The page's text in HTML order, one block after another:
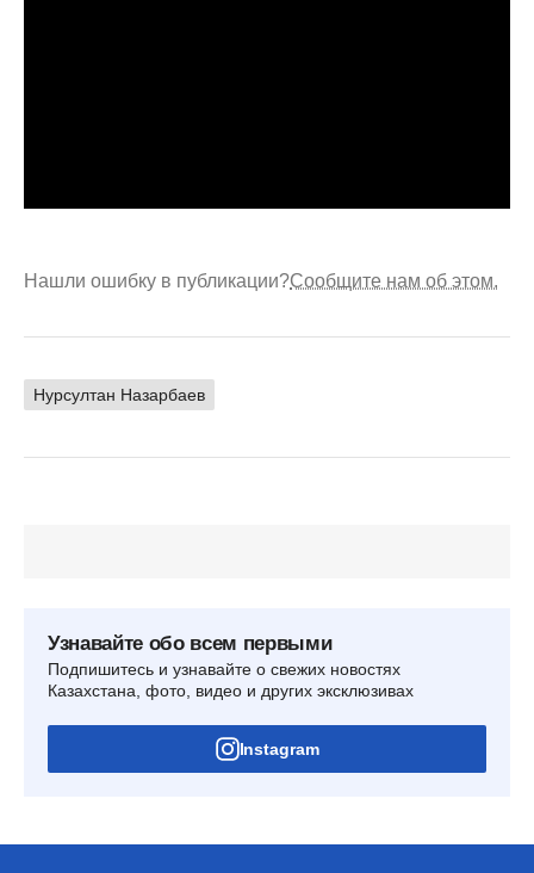
Нашли ошибку в публикации?Сообщите нам об этом.
Нурсултан Назарбаев
Узнавайте обо всем первыми
Подпишитесь и узнавайте о свежих новостях
Казахстана, фото, видео и других эксклюзивах
Instagram